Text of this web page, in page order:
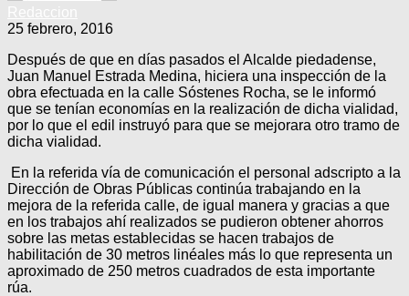
25 febrero, 2016
Después de que en días pasados el Alcalde piedadense,
Juan Manuel Estrada Medina, hiciera una inspección de la
obra efectuada en la calle Sóstenes Rocha, se le informó
que se tenían economías en la realización de dicha vialidad,
por lo que el edil instruyó para que se mejorara otro tramo de
dicha vialidad.
En la referida vía de comunicación el personal adscripto a la
Dirección de Obras Públicas continúa trabajando en la
mejora de la referida calle, de igual manera y gracias a que
en los trabajos ahí realizados se pudieron obtener ahorros
sobre las metas establecidas se hacen trabajos de
habilitación de 30 metros linéales más lo que representa un
aproximado de 250 metros cuadrados de esta importante
rúa.